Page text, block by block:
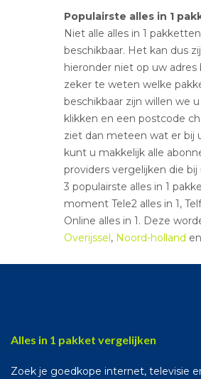
Populairste alles in 1
Niet alle alles in 1
beschikbaar. Het kan dus
hieronder niet op uw adres
zeker te weten welke
beschikbaar zijn willen we
klikken en een postcode
ziet dan meteen wat er bij
kunt u makkelijk alle
providers vergelijken die bij
3 populairste alles in 1
moment Tele2 alles in 1,
Online alles in 1. Deze
Overijssel, Noord-holland en
Alles in 1 pakket vergelijken
Zoek je goedkope internet, televisie